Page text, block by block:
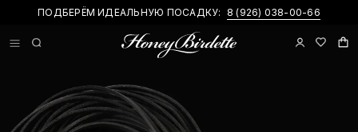
ПОДБЕРЁМ ИДЕАЛЬНУЮ ПОСАДКУ: 8 (926) 038-00-66